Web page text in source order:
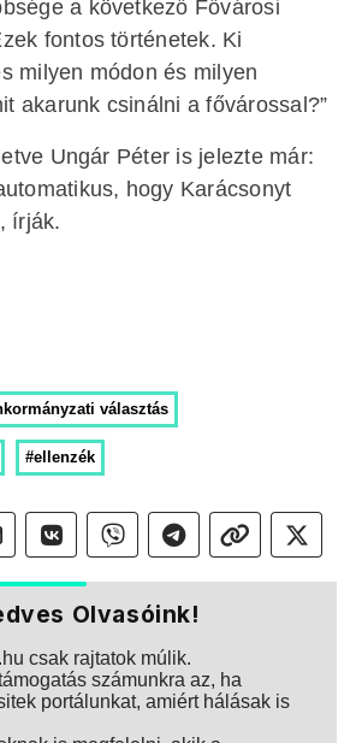
a következő Fővárosi
fontos történetek. Ki
milyen módon és milyen
akarunk csinálni a fővárossal?”
Ungár Péter is jelezte már:
hogy Karácsonyt
írják.
választás
#ellenzék
Olvasóink!
csak rajtatok múlik.
számunkra az, ha
portálunkat, amiért hálásak is